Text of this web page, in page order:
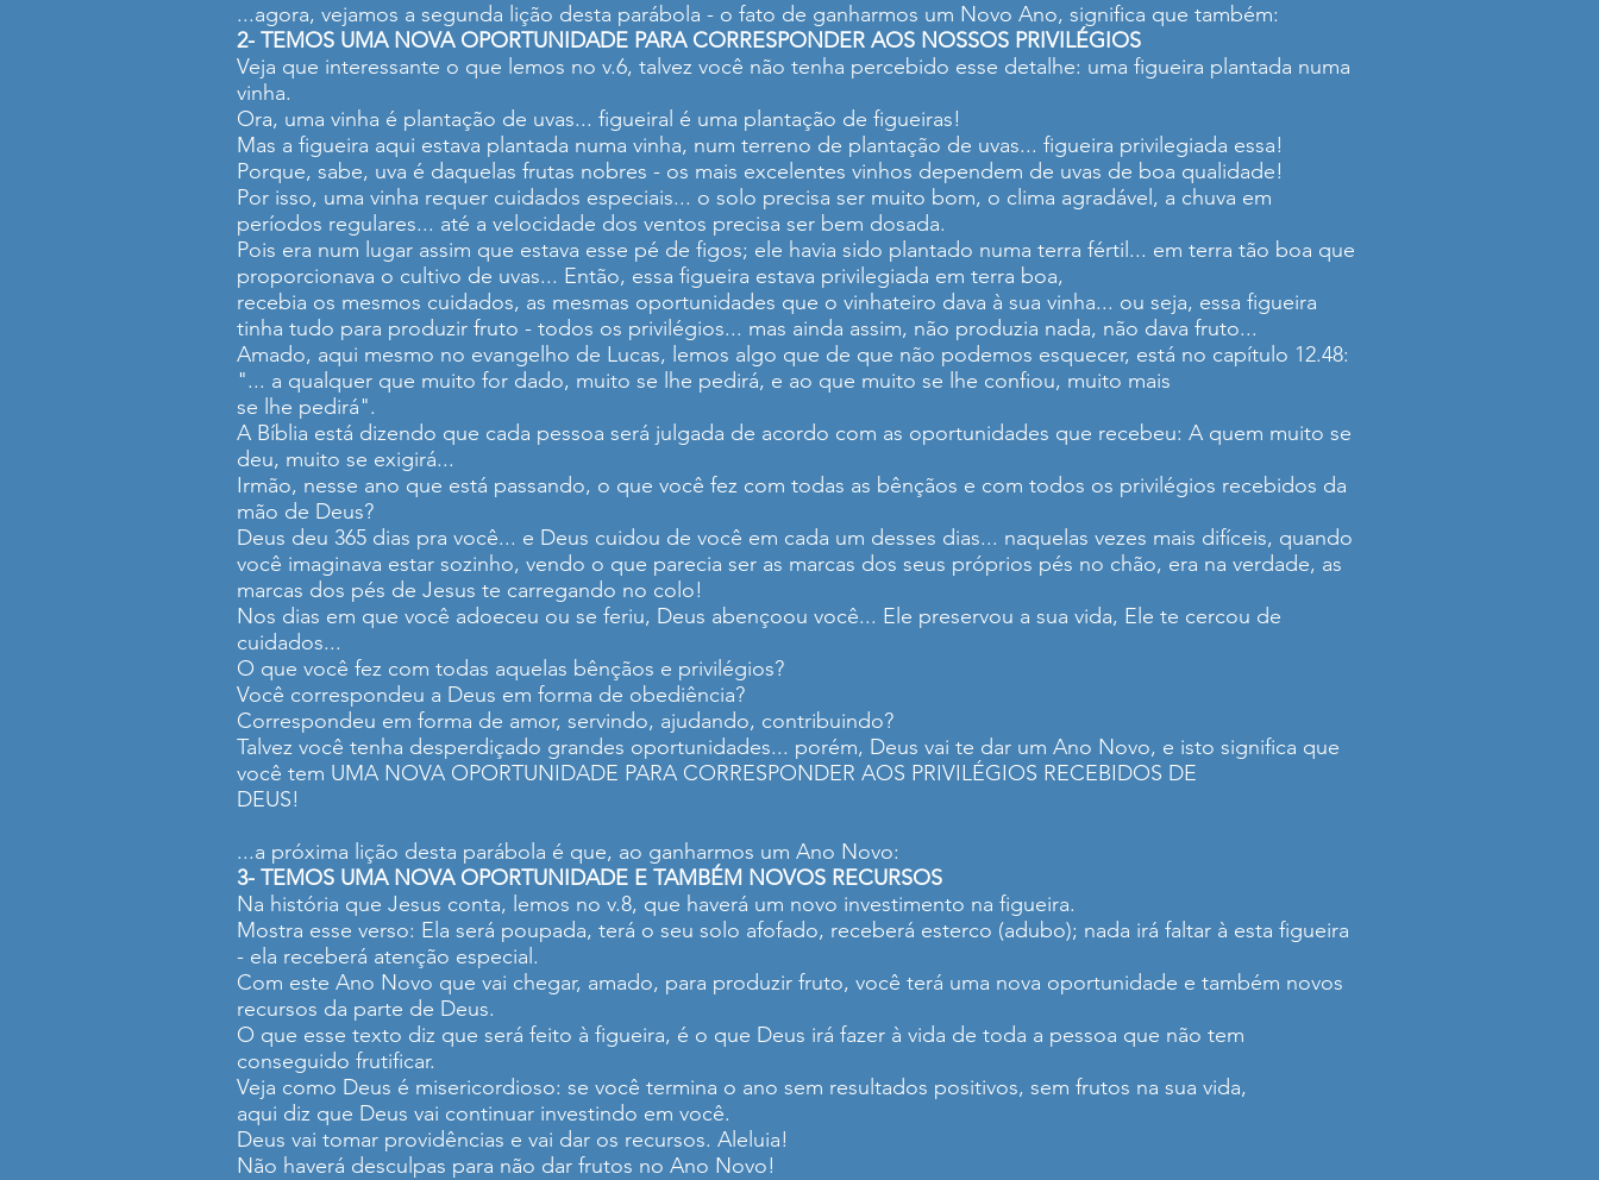
...agora, vejamos a segunda lição desta parábola - o fato de ganharmos um Novo Ano, significa que também:
2- TEMOS UMA NOVA OPORTUNIDADE PARA CORRESPONDER AOS NOSSOS PRIVILÉGIOS
Veja que interessante o que lemos no v.6, talvez você não tenha percebido esse detalhe: uma figueira plantada numa
vinha.
Ora, uma vinha é plantação de uvas... figueiral é uma plantação de figueiras!
Mas a figueira aqui estava plantada numa vinha, num terreno de plantação de uvas... figueira privilegiada essa!
Porque, sabe, uva é daquelas frutas nobres - os mais excelentes vinhos dependem de uvas de boa qualidade!
Por isso, uma vinha requer cuidados especiais... o solo precisa ser muito bom, o clima agradável, a chuva em
períodos regulares... até a velocidade dos ventos precisa ser bem dosada.
Pois era num lugar assim que estava esse pé de figos; ele havia sido plantado numa terra fértil... em terra tão boa que
proporcionava o cultivo de uvas... Então, essa figueira estava privilegiada em terra boa,
recebia os mesmos cuidados, as mesmas oportunidades que o vinhateiro dava à sua vinha... ou seja, essa figueira
tinha tudo para produzir fruto - todos os privilégios... mas ainda assim, não produzia nada, não dava fruto...
Amado, aqui mesmo no evangelho de Lucas, lemos algo que de que não podemos esquecer, está no capítulo 12.48:
"... a qualquer que muito for dado, muito se lhe pedirá, e ao que muito se lhe confiou, muito mais
se lhe pedirá".
A Bíblia está dizendo que cada pessoa será julgada de acordo com as oportunidades que recebeu: A quem muito se
deu, muito se exigirá...
Irmão, nesse ano que está passando, o que você fez com todas as bênçãos e com todos os privilégios recebidos da
mão de Deus?
Deus deu 365 dias pra você... e Deus cuidou de você em cada um desses dias... naquelas vezes mais difíceis, quando
você imaginava estar sozinho, vendo o que parecia ser as marcas dos seus próprios pés no chão, era na verdade, as
marcas dos pés de Jesus te carregando no colo!
Nos dias em que você adoeceu ou se feriu, Deus abençoou você... Ele preservou a sua vida, Ele te cercou de
cuidados...
O que você fez com todas aquelas bênçãos e privilégios?
Você correspondeu a Deus em forma de obediência?
Correspondeu em forma de amor, servindo, ajudando, contribuindo?
Talvez você tenha desperdiçado grandes oportunidades... porém, Deus vai te dar um Ano Novo, e isto significa que
você tem UMA NOVA OPORTUNIDADE PARA CORRESPONDER AOS PRIVILÉGIOS RECEBIDOS DE
DEUS!
...a próxima lição desta parábola é que, ao ganharmos um Ano Novo:
3- TEMOS UMA NOVA OPORTUNIDADE E TAMBÉM NOVOS RECURSOS
Na história que Jesus conta, lemos no v.8, que haverá um novo investimento na figueira.
Mostra esse verso: Ela será poupada, terá o seu solo afofado, receberá esterco (adubo); nada irá faltar à esta figueira
- ela receberá atenção especial.
Com este Ano Novo que vai chegar, amado, para produzir fruto, você terá uma nova oportunidade e também novos
recursos da parte de Deus.
O que esse texto diz que será feito à figueira, é o que Deus irá fazer à vida de toda a pessoa que não tem
conseguido frutificar.
Veja como Deus é misericordioso: se você termina o ano sem resultados positivos, sem frutos na sua vida,
aqui diz que Deus vai continuar investindo em você.
Deus vai tomar providências e vai dar os recursos. Aleluia!
Não haverá desculpas para não dar frutos no Ano Novo!